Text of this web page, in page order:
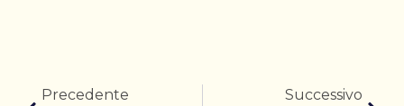
Precedente Successivo